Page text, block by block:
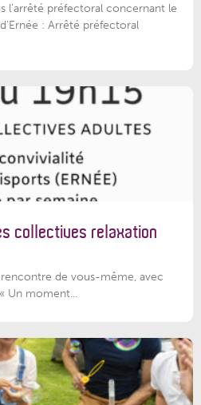
l’arrêté préfectoral concernant le
: Arrêté préfectoral
collectives relaxation
de vous-même, avec
Un moment...